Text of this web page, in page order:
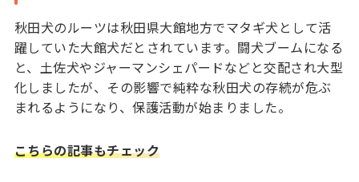
秋田犬のルーツは秋田県大館地方でマタギ犬として活
躍していた大館犬だとされています。闘犬ブームになる
と、土佐犬やジャーマンシェパードなどと交配され大型
化しましたが、その影響で純粋な秋田犬の存続が危ぶ
まれるようになり、保護活動が始まりました。
こちらの記事もチェック